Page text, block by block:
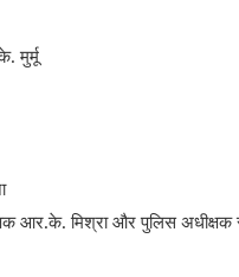
मुर्मू
आर.के. मिश्रा और पुलिस अधीक्षक